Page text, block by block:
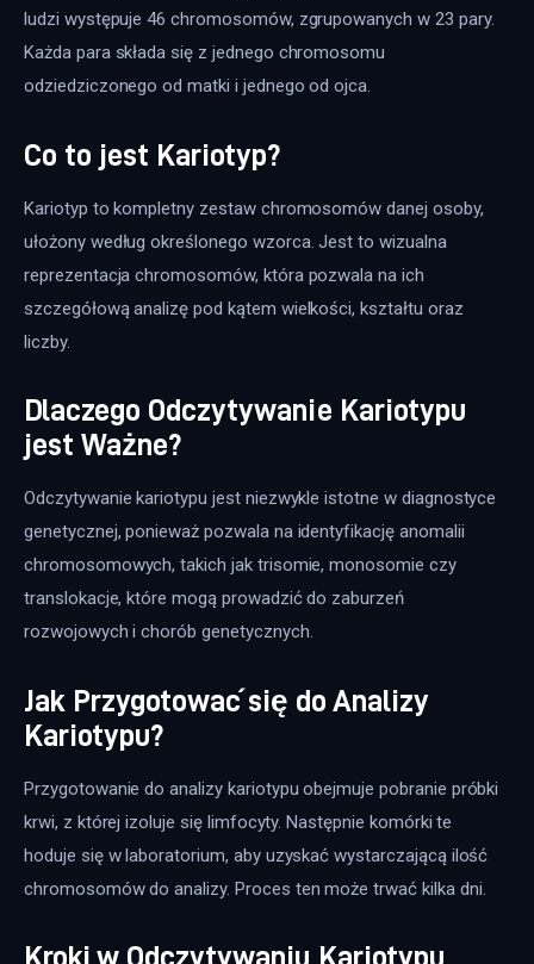
ludzi występuje 46 chromosomów, zgrupowanych w 23 pary.
Każda para składa się z jednego chromosomu
odziedziczonego od matki i jednego od ojca.
Co to jest Kariotyp?
Kariotyp to kompletny zestaw chromosomów danej osoby,
ułożony według określonego wzorca. Jest to wizualna
reprezentacja chromosomów, która pozwala na ich
szczegółową analizę pod kątem wielkości, kształtu oraz
liczby.
Dlaczego Odczytywanie Kariotypu
jest Ważne?
Odczytywanie kariotypu jest niezwykle istotne w diagnostyce
genetycznej, ponieważ pozwala na identyfikację anomalii
chromosomowych, takich jak trisomie, monosomie czy
translokacje, które mogą prowadzić do zaburzeń
rozwojowych i chorób genetycznych.
Jak Przygotować się do Analizy
Kariotypu?
Przygotowanie do analizy kariotypu obejmuje pobranie próbki
krwi, z której izoluje się limfocyty. Następnie komórki te
hoduje się w laboratorium, aby uzyskać wystarczającą ilość
chromosomów do analizy. Proces ten może trwać kilka dni.
Kroki w Odczytywaniu Kariotypu